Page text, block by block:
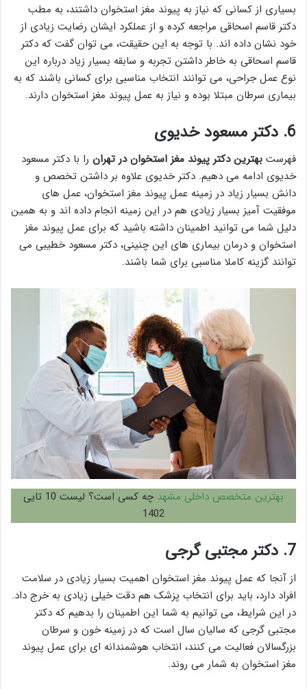
بسیاری از کسانی که نیاز به پیوند مغز استخوان داشتند، به مطب
دکتر قاسم اسحاقی مراجعه کرده و از عملکرد ایشان رضایت زیادی از
خود نشان داده اند. با توجه به این حقیقت، می توان گفت که دکتر
قاسم اسحاقی به خاطر داشتن تجربه و سابقه بسیار زیاد درباره این
نوع عمل جراحی، می توانند انتخاب مناسبی برای کسانی باشند که به
بیماری سرطان مبتلا بوده و نیاز به عمل پیوند مغز استخوان دارند.
6. دکتر مسعود خدیوی
فهرست بهترین دکتر پیوند مغز استخوان در تهران را با دکتر مسعود
خدیوی ادامه می دهیم. دکتر خدیوی علاوه بر داشتن تخصص و
دانش بسیار زیاد در زمینه عمل پیوند مغز استخوان، عمل های
موفقیت آمیز بسیار زیادی هم در این زمینه انجام داده اند و به همین
دلیل شما می توانید اطمینان داشته باشید که برای عمل پیوند مغز
استخوان و درمان بیماری های این چنینی، دکتر مسعود خطیبی می
توانند گزینه کاملا مناسبی برای شما باشند.
بهترین متخصص داخلی مشهد
چه کسی است؟ لیست 10 تایی
1402
7. دکتر مجتبی گرجی
از آنجا که عمل پیوند مغز استخوان اهمیت بسیار زیادی در سلامت
افراد دارد، باید برای انتخاب پزشک هم دقت خیلی زیادی به خرج داد.
در این شرایط، می توانیم به شما این اطمینان را بدهیم که دکتر
مجتبی گرجی که سالیان سال است که در زمینه خون و سرطان
بزرگسالان فعالیت می کنند، انتخاب هوشمندانه ای برای عمل پیوند
مغز استخوان به شمار می روند.